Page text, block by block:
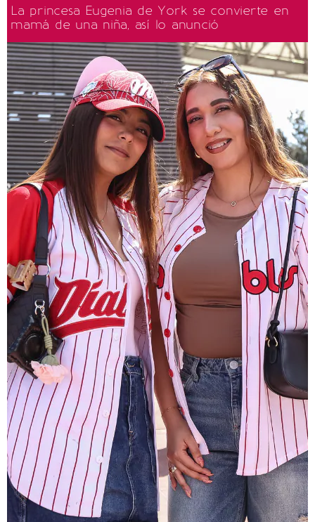
La princesa Eugenia de York se convierte en
mamá de una niña, así lo anunció